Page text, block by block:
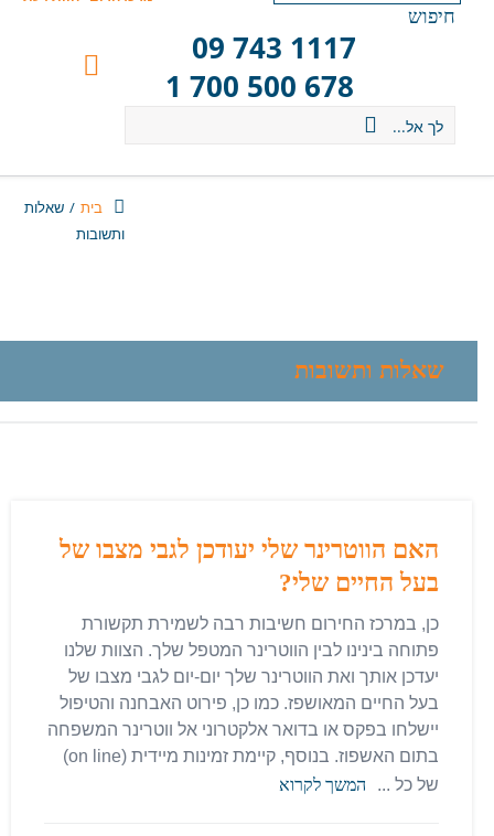
חיפוש
09 743 1117
1 700 500 678
לך אל...
בית / שאלות
ותשובות
שאלות ותשובות
האם הווטרינר שלי יעודכן לגבי מצבו של
בעל החיים שלי?
כן, במרכז החירום חשיבות רבה לשמירת תקשורת
פתוחה בינינו לבין הווטרינר המטפל שלך. הצוות שלנו
יעדכן אותך ואת הווטרינר שלך יום-יום לגבי מצבו של
בעל החיים המאושפז. כמו כן, פירוט האבחנה והטיפול
יישלחו בפקס או בדואר אלקטרוני אל ווטרינר המשפחה
בתום האשפוז. בנוסף, קיימת זמינות מיידית (on line)
של כל ...
המשך לקרוא